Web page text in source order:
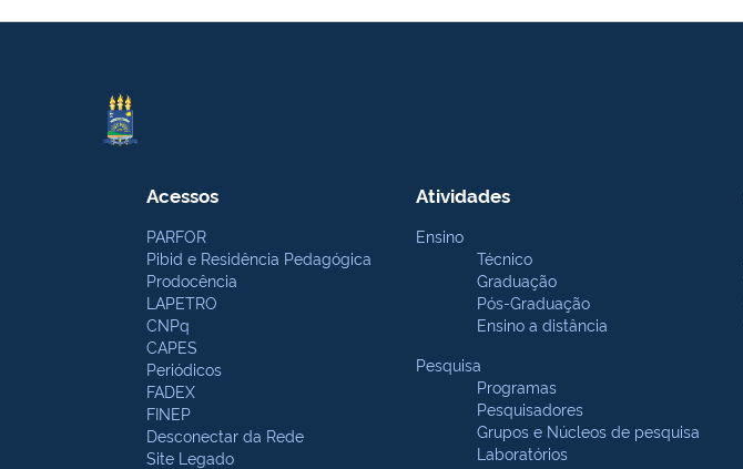
Acessos
PARFOR
Pibid e Residência Pedagógica
Prodocência
LAPETRO
CNPq
CAPES
Periódicos
FADEX
FINEP
Desconectar da Rede
Site Legado
Atividades
Ensino
Técnico
Graduação
Pós-Graduação
Ensino a distância
Pesquisa
Programas
Pesquisadores
Grupos e Núcleos de pesquisa
Laboratórios